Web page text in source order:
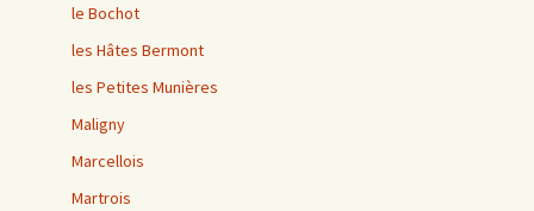
le Bochot
les Hâtes Bermont
les Petites Munières
Maligny
Marcellois
Martrois